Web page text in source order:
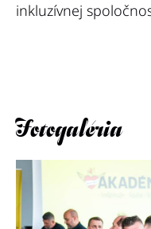
inkluzívnej
Fotogaléria